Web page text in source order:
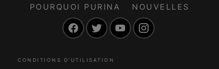
POURQUOI PURINA
NOUVELLES
FacebookTwitter YouTube
CONDITIONS D’UTILISATION